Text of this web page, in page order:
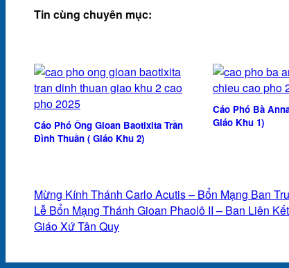
Tin cùng chuyên mục:
Cáo Phó Ông Gioan Baotixita Trần
Đình Thuần ( Giáo Khu 2)
Cáo Phó Bà
Giáo Khu 1)
Mừng Kính Thánh Carlo Acutis – Bổn Mạng Ban
Lễ Bổn Mạng Thánh Gioan Phaolô II – Ban Liên
Giáo Xứ Tân Quy